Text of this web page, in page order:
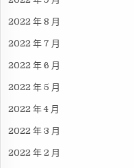
2022 年 8 月
2022 年 7 月
2022 年 6 月
2022 年 5 月
2022 年 4 月
2022 年 3 月
2022 年 2 月